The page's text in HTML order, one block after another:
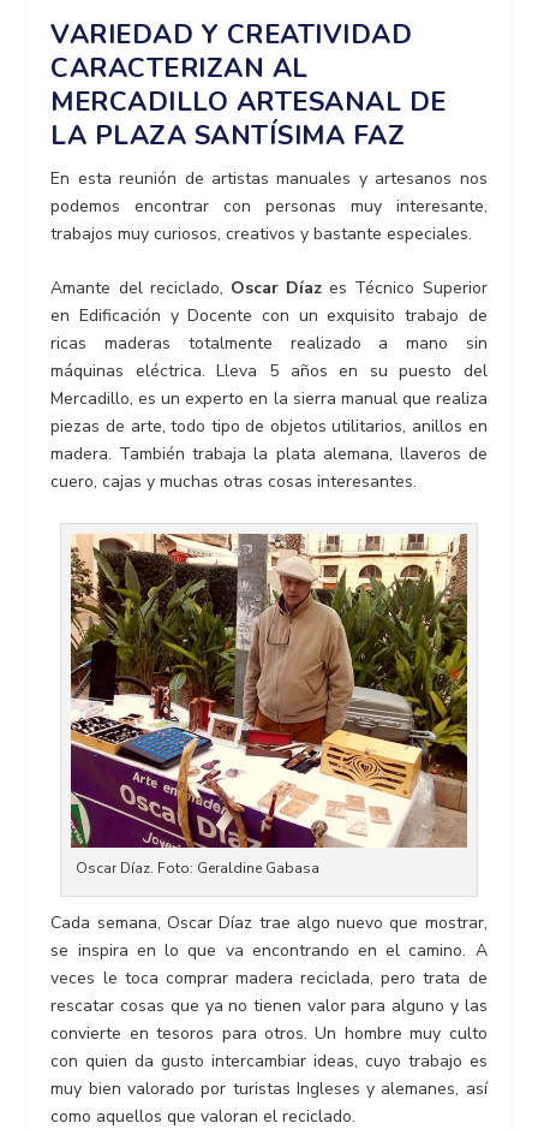
VARIEDAD Y CREATIVIDAD
CARACTERIZAN AL
MERCADILLO ARTESANAL DE
LA PLAZA SANTÍSIMA FAZ
En esta reunión de artistas manuales y artesanos nos
podemos encontrar con personas muy interesante,
trabajos muy curiosos, creativos y bastante especiales.
Amante del reciclado, Oscar Díaz es Técnico Superior
en Edificación y Docente con un exquisito trabajo de
ricas maderas totalmente realizado a mano sin
máquinas eléctrica. Lleva 5 años en su puesto del
Mercadillo, es un experto en la sierra manual que realiza
piezas de arte, todo tipo de objetos utilitarios, anillos en
madera. También trabaja la plata alemana, llaveros de
cuero, cajas y muchas otras cosas interesantes.
Oscar Díaz. Foto: Geraldine Gabasa
Cada semana, Oscar Díaz trae algo nuevo que mostrar,
se inspira en lo que va encontrando en el camino. A
veces le toca comprar madera reciclada, pero trata de
rescatar cosas que ya no tienen valor para alguno y las
convierte en tesoros para otros. Un hombre muy culto
con quien da gusto intercambiar ideas, cuyo trabajo es
muy bien valorado por turistas Ingleses y alemanes, así
como aquellos que valoran el reciclado.